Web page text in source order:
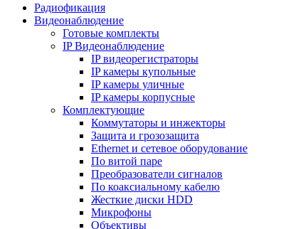
Радиофикация
Видеонаблюдение
Готовые комплекты
IP Видеонаблюдение
IP видеорегистраторы
IP камеры купольные
IP камеры уличные
IP камеры корпусные
Комплектующие
Коммутаторы и инжекторы
Защита и грозозащита
Ethernet и сетевое оборудование
По витой паре
Преобразователи сигналов
По коаксиальному кабелю
Жесткие диски HDD
Микрофоны
Объективы